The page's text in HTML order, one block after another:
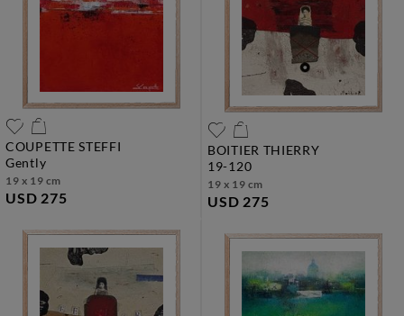
COUPETTE STEFFI
gently
19 x 19 cm
USD 275
BOITIER THIERRY
19-120
19 x 19 cm
USD 275